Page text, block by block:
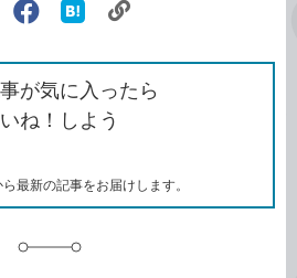
旧
Facebook
シ
ェ
ア
な
ブ
ッ
ク
ク
ク
を
コ
が気に入ったら
ね！しよう
最新の記事をお届けします。